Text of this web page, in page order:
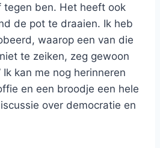
tegen ben. Het heeft ook
de pot te draaien. Ik heb
waarop een van die
te zeiken, zeg gewoon
Ik kan me nog herinneren
en een broodje een hele
over democratie en